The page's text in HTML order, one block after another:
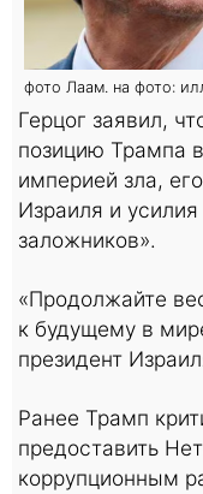
фото Лаам. на фото:
Герцог заявил,
позицию Трампа
империей зла,
Израиля и
заложников».
«Продолжайте
к будущему в
президент
Ранее Трамп
предоставить
коррупционным